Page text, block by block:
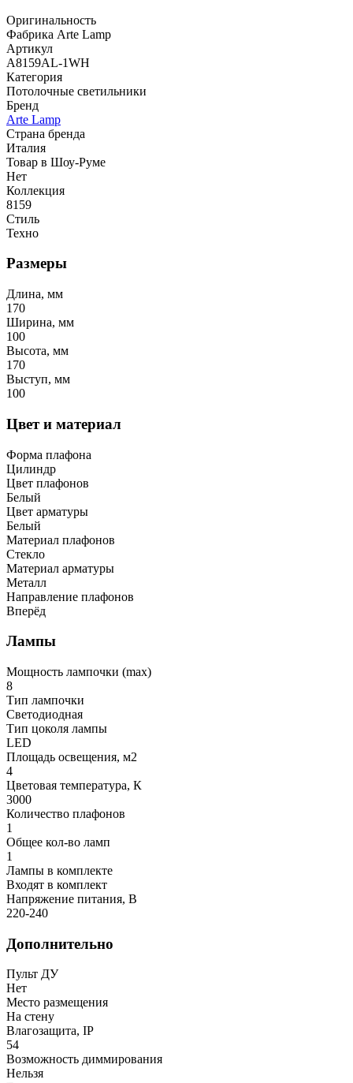
Оригинальность
Фабрика Arte Lamp
Артикул
A8159AL-1WH
Категория
Потолочные светильники
Бренд
Arte Lamp
Страна бренда
Италия
Товар в Шоу-Руме
Нет
Коллекция
8159
Стиль
Техно
Размеры
Длина, мм
170
Ширина, мм
100
Высота, мм
170
Выступ, мм
100
Цвет и материал
Форма плафона
Цилиндр
Цвет плафонов
Белый
Цвет арматуры
Белый
Материал плафонов
Стекло
Материал арматуры
Металл
Направление плафонов
Вперёд
Лампы
Мощность лампочки (max)
8
Тип лампочки
Светодиодная
Тип цоколя лампы
LED
Площадь освещения, м2
4
Цветовая температура, К
3000
Количество плафонов
1
Общее кол-во ламп
1
Лампы в комплекте
Входят в комплект
Напряжение питания, В
220-240
Дополнительно
Пульт ДУ
Нет
Место размещения
На стену
Влагозащита, IP
54
Возможность диммирования
Нельзя